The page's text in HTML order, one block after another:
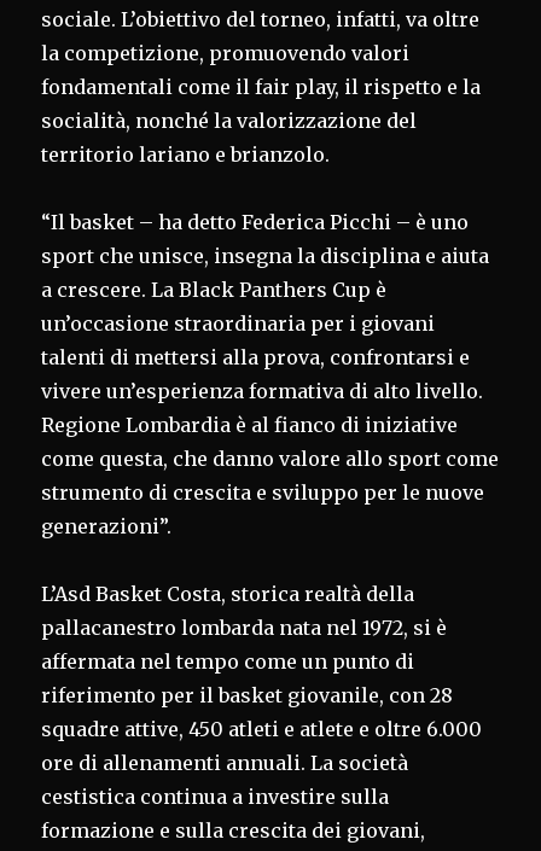
sociale. L’obiettivo del torneo, infatti, va oltre
la competizione, promuovendo valori
fondamentali come il fair play, il rispetto e la
socialità, nonché la valorizzazione del
territorio lariano e brianzolo.
“Il basket – ha detto Federica Picchi – è uno
sport che unisce, insegna la disciplina e aiuta
a crescere. La Black Panthers Cup è
un’occasione straordinaria per i giovani
talenti di mettersi alla prova, confrontarsi e
vivere un’esperienza formativa di alto livello.
Regione Lombardia è al fianco di iniziative
come questa, che danno valore allo sport come
strumento di crescita e sviluppo per le nuove
generazioni”.
L’Asd Basket Costa, storica realtà della
pallacanestro lombarda nata nel 1972, si è
affermata nel tempo come un punto di
riferimento per il basket giovanile, con 28
squadre attive, 450 atleti e atlete e oltre 6.000
ore di allenamenti annuali. La società
cestistica continua a investire sulla
formazione e sulla crescita dei giovani,